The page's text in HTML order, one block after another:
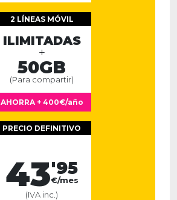
2 LÍNEAS MÓVIL
ILIMITADAS
+
50GB
(Para compartir)
AHORRA + 400€/año
PRECIO DEFINITIVO
43'95
€/mes
(IVA inc.)